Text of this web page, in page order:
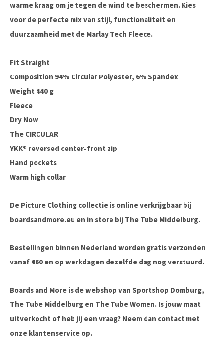
warme kraag om je tegen de wind te beschermen. Kies
voor de perfecte mix van stijl, functionaliteit en
duurzaamheid met de Marlay Tech Fleece.
Fit Straight
Composition 94% Circular Polyester, 6% Spandex
Weight 440 g
Fleece
Dry Now
The CIRCULAR
YKK® reversed center-front zip
Hand pockets
Warm high collar
De Picture Clothing collectie is online verkrijgbaar bij
boardsandmore.eu en in store bij The Tube Middelburg.
Bestellingen binnen Nederland worden gratis verzonden
vanaf €60 en op werkdagen dezelfde dag nog verstuurd.
Boards and More is de webshop van Sportshop Domburg,
The Tube Middelburg en The Tube Women. Is jouw maat
uitverkocht of heb jij een vraag? Neem dan contact met
onze klantenservice op.